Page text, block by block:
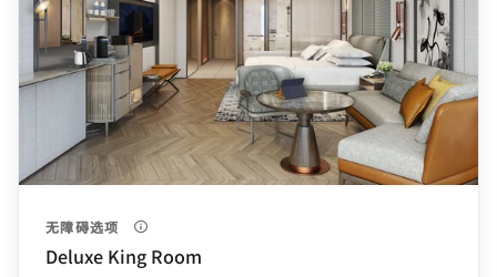
无障碍选项
Deluxe King Room